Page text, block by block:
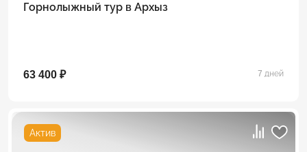
Горнолыжный тур в Архыз
63 400 ₽ 7 дней
Актив